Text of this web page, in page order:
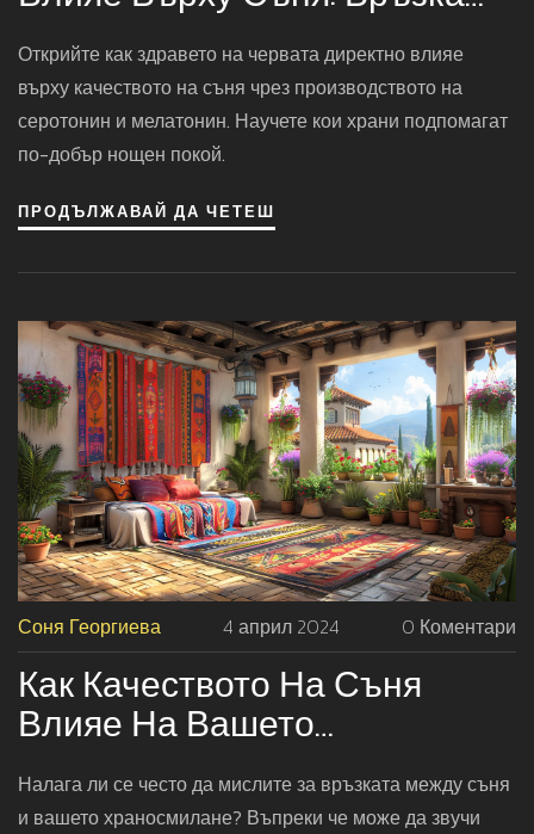
Между Микробиома И
Безсънието
Открийте как здравето на червата директно влияе
върху качеството на съня чрез производството на
серотонин и мелатонин. Научете кои храни подпомагат
по-добър нощен покой.
ПРОДЪЛЖАВАЙ ДА ЧЕТЕШ
Соня Георгиева 4 април 2024 0 Коментари
Как Качеството На Съня
Влияе На Вашето
Храносмилане: Пълно
Ръководство
Налага ли се често да мислите за връзката между съня
и вашето храносмилане? Въпреки че може да звучи